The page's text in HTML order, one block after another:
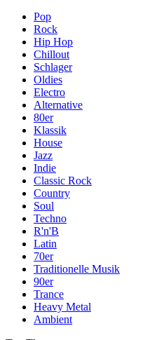
Pop
Rock
Hip Hop
Chillout
Schlager
Oldies
Electro
Alternative
80er
Klassik
House
Jazz
Indie
Classic Rock
Country
Soul
Techno
R'n'B
Latin
70er
Traditionelle Musik
90er
Trance
Heavy Metal
Ambient